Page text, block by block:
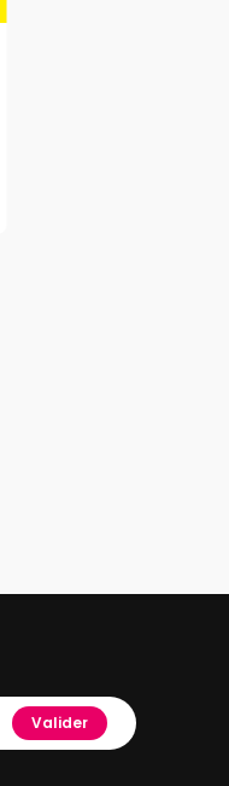
Valider